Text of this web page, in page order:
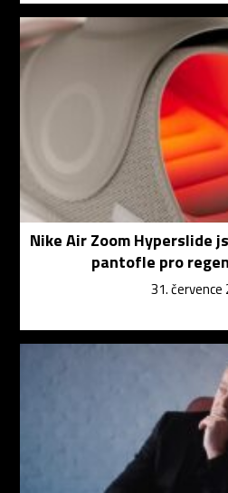
Nike Air Zoom Hyperslide
pantofle pro
31. července